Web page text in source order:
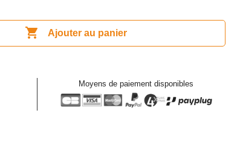
 Ajouter au panier
Moyens de paiement disponibles